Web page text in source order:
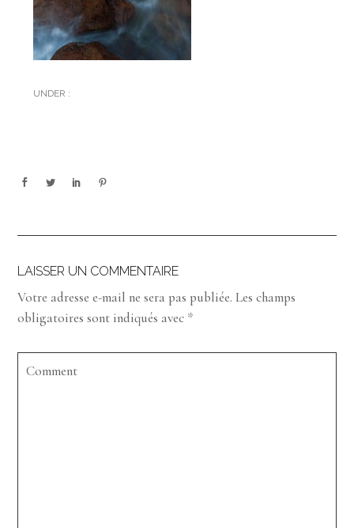
UNDER :
LAISSER UN COMMENTAIRE
Votre adresse e-mail ne sera pas publiée. Les champs
obligatoires sont indiqués avec *